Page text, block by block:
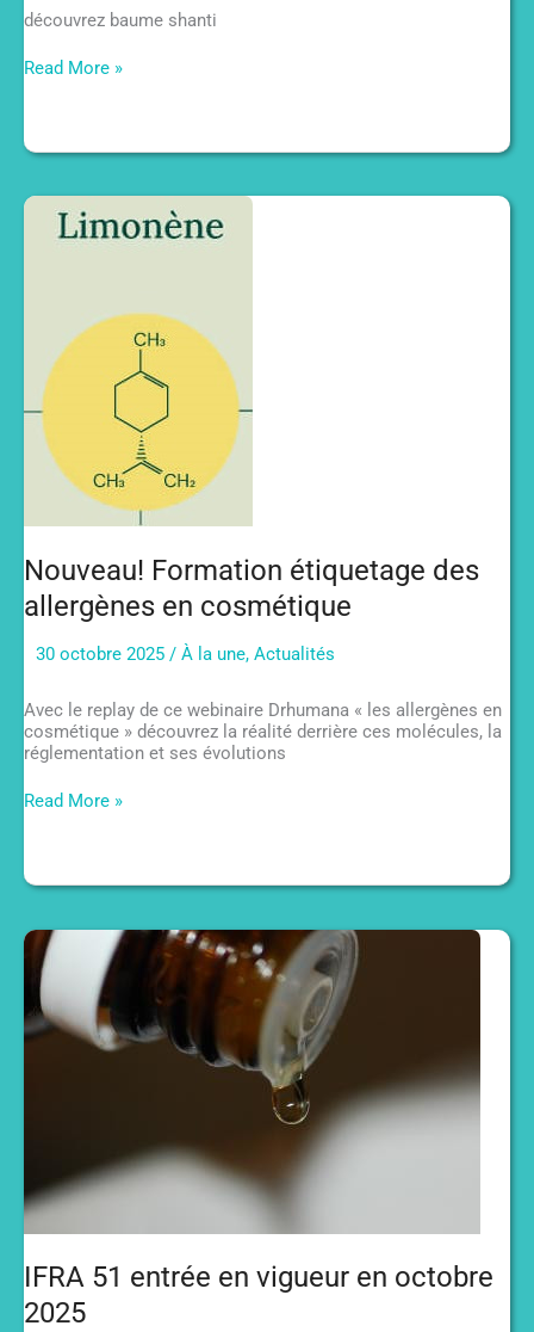
découvrez baume shanti
Découvrez
Read More »
Nouveau! Formation étiquetage des
allergènes en cosmétique
30 octobre 2025 / À la une, Actualités
Avec le replay de ce webinaire Drhumana « les allergènes en
cosmétique » découvrez la réalité derrière ces molécules, la
réglementation et ses évolutions
Nouveau!
allergènes
cosmétique
Read More »
IFRA 51 entrée en vigueur en octobre
2025